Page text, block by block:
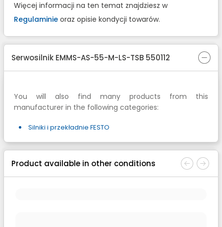
Więcej informacji na ten temat znajdziesz w
Regulaminie oraz opisie kondycji towarów.
Serwosilnik EMMS-AS-55-M-LS-TSB 550112
You will also find many products from this
manufacturer in the following categories:
Silniki i przekładnie FESTO
Product available in other conditions